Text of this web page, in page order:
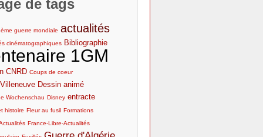
de tags
guerre mondiale actualités
cinématographiques Bibliographie
1GM
CNRD Coups de coeur
Dessin animé
Wochenschau Disney entracte
histoire Fleur au fusil Formations
France-Libre-Actualités